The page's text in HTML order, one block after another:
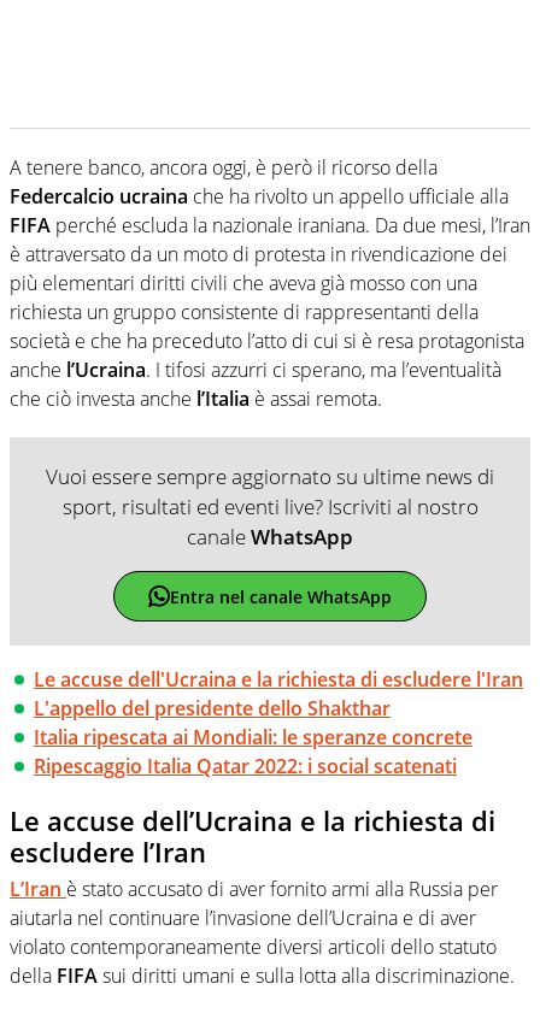
A tenere banco, ancora oggi, è però il ricorso della
Federcalcio ucraina che ha rivolto un appello ufficiale alla
FIFA perché escluda la nazionale iraniana. Da due mesi, l’Iran
è attraversato da un moto di protesta in rivendicazione dei
più elementari diritti civili che aveva già mosso con una
richiesta un gruppo consistente di rappresentanti della
società e che ha preceduto l’atto di cui si è resa protagonista
anche l’Ucraina. I tifosi azzurri ci sperano, ma l’eventualità
che ciò investa anche l’Italia è assai remota.
Vuoi essere sempre aggiornato su ultime news di
sport, risultati ed eventi live? Iscriviti al nostro
canaleWhatsApp
Entra nel canale WhatsApp
Le accuse dell'Ucraina e la richiesta di escludere l'Iran
L'appello del presidente dello Shakthar
Italia ripescata ai Mondiali: le speranze concrete
Ripescaggio Italia Qatar 2022: i social scatenati
Le accuse dell’Ucraina e la richiesta di
escludere l’Iran
L’Iran è stato accusato di aver fornito armi alla Russia per
aiutarla nel continuare l’invasione dell’Ucraina e di aver
violato contemporaneamente diversi articoli dello statuto
della FIFAsui diritti umani e sulla lotta alla discriminazione.